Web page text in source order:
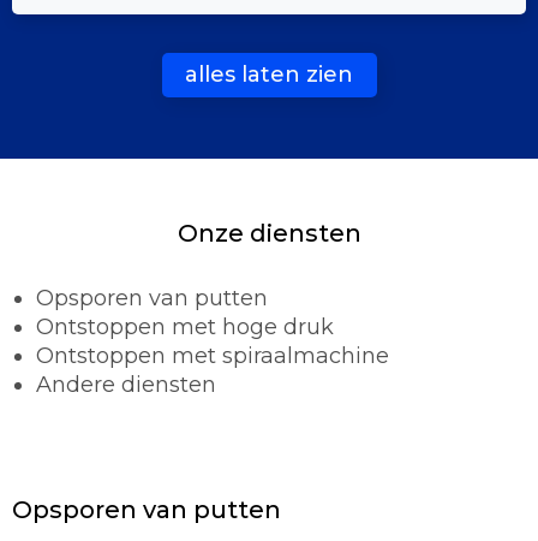
alles laten zien
Onze diensten
Opsporen van putten
Ontstoppen met hoge druk
Ontstoppen met spiraalmachine
Andere diensten
Opsporen van putten